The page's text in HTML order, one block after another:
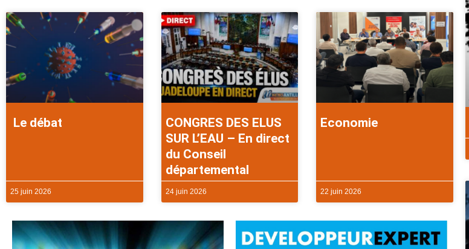
Le débat
25 juin 2026
CONGRES DES ELUS
SUR L’EAU – En direct
du Conseil
départemental
24 juin 2026
Economie
22 juin 2026